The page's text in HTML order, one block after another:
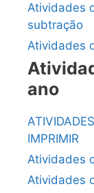
Atividades
subtração
Atividades
ano
IMPRIMIR
Atividades
Atividades